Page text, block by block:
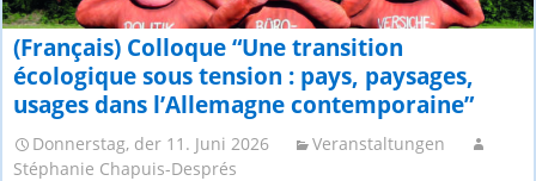
deutschen,
französischen
und
spanischen
Literatur
des
20.
und
(Français) Colloque “Une transition
écologique sous tension : pays, paysages,
usages dans l’Allemagne contemporaine”
Donnerstag, der 11. Juni 2026
Veranstaltungen
Stéphanie Chapuis-Després